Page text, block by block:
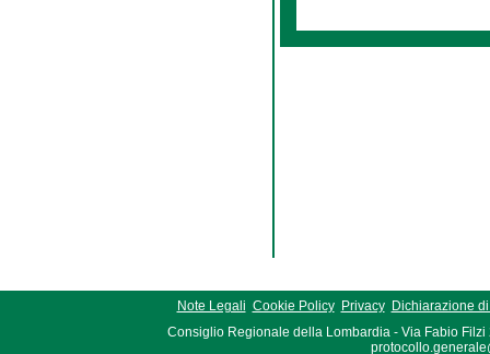
Note Legali Cookie Policy Privacy
Dichiarazione
Consiglio Regionale della Lombardia - Via Fabio Filzi